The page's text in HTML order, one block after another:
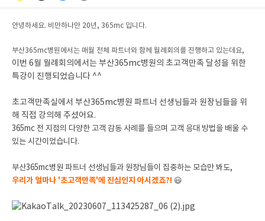
안녕하세요. 비만하나만 20년, 365mc 입니다.
부산365mc병원에서는 매월 전체 파트너와 함께 월례회의를 진행하고 있는데요,
이번 6월 월례회의에서는 부산365mc병원의 초고객만족 달성을 위한
특강이 진행되었습니다 ^^
초고객만족실에서 부산365mc병원 파트너 선생님들과 원장님들을 위
해 직접 강의해 주셨어요.
365mc 전 지점의 다양한 고객 감동 사례를 들으며 고객 응대 방법을 배울 수
있는 시간이었습니다.
부산365mc병원 파트너 선생님들과 원장님들이 집중하는 모습만 봐도,
우리가 얼마나 '초고객만족'에 진심인지 아시겠죠?! 😃